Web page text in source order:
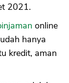
2021.
online
hanya
kredit, aman